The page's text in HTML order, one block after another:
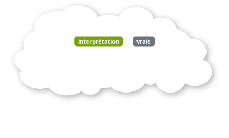
interprétation vraie